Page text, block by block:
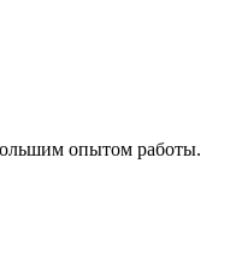
опытом работы.